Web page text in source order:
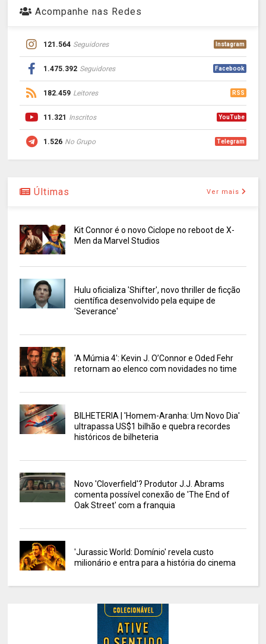
Acompanhe nas Redes
121.564 Seguidores Instagram
1.475.392 Seguidores Facebook
182.459 Leitores RSS
11.321 Inscritos YouTube
1.526 No Grupo Telegram
Últimas Ver mais
Kit Connor é o novo Ciclope no reboot de X-
Men da Marvel Studios
Hulu oficializa 'Shifter', novo thriller de ficção
científica desenvolvido pela equipe de
'Severance'
'A Múmia 4': Kevin J. O’Connor e Oded Fehr
retornam ao elenco com novidades no time
BILHETERIA | 'Homem-Aranha: Um Novo Dia'
ultrapassa US$1 bilhão e quebra recordes
históricos de bilheteria
Novo 'Cloverfield'? Produtor J.J. Abrams
comenta possível conexão de 'The End of
Oak Street' com a franquia
'Jurassic World: Domínio' revela custo
milionário e entra para a história do cinema